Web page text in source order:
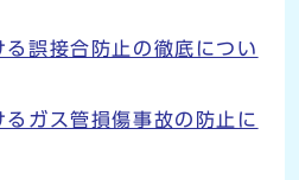
誤接合防止の徹底につい
ガス管損傷事故の防止に